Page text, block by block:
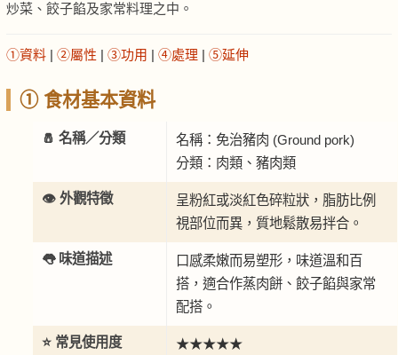
炒菜、餃子餡及家常料理之中。
①資料 | ②屬性 | ③功用 | ④處理 | ⑤延伸
① 食材基本資料
🧂 名稱／分類
名稱：免治豬肉 (Ground pork)
分類：肉類、豬肉類
👁️ 外觀特徵
呈粉紅或淡紅色碎粒狀，脂肪比例
視部位而異，質地鬆散易拌合。
👅 味道描述
口感柔嫩而易塑形，味道溫和百
搭，適合作蒸肉餅、餃子餡與家常
配搭。
⭐ 常見使用度 ★★★★★